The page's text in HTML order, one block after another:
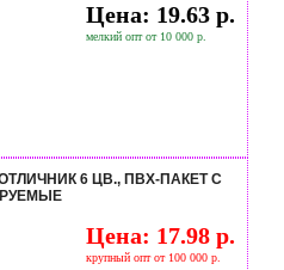
Цена: 19.63 р.
мелкий опт от 10 000 р.
6 ЦВ., ПВХ-ПАКЕТ С
Цена: 17.98 р.
крупный опт от 100 000 р.